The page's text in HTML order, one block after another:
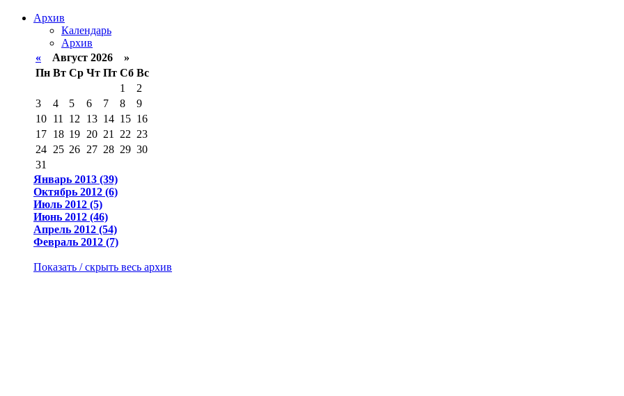
Архив
Календарь
Архив
« Август 2026 »
Пн Вт Ср Чт Пт Сб Вс
1
2
3
4 5 6 7 8
9
10 11 12 13 14 15 16
17 18 19 20 21 22 23
24 25 26 27 28 29 30
31
Январь 2013 (39)
Октябрь 2012 (6)
Июль 2012 (5)
Июнь 2012 (46)
Апрель 2012 (54)
Февраль 2012 (7)
Показать / скрыть весь архив